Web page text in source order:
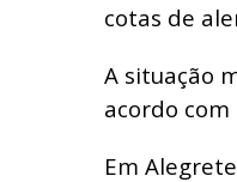
cotas de
A situação
acordo com
Em